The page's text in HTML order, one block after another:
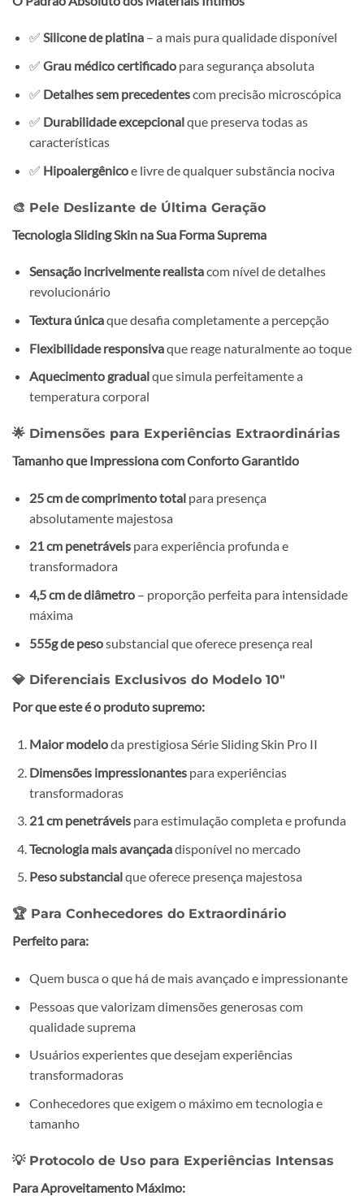
✅ Silicone de platina– a mais pura qualidade disponível
✅ Grau médico certificadopara segurança absoluta
✅ Detalhes sem precedentescom precisão microscópica
✅ Durabilidade excepcionalque preserva todas as
características
✅ Hipoalergênicoe livre de qualquer substância nociva
🎨 Pele Deslizante de Última Geração
Tecnologia Sliding Skin na Sua Forma Suprema
Sensação incrivelmente realistacom nível de detalhes
revolucionário
Textura únicaque desafia completamente a percepção
Flexibilidade responsivaque reage naturalmente ao toque
Aquecimento gradualque simula perfeitamente a
temperatura corporal
🌟 Dimensões para Experiências Extraordinárias
Tamanho que Impressiona com Conforto Garantido
25 cm de comprimento totalpara presença
absolutamente majestosa
21 cm penetráveispara experiência profunda e
transformadora
4,5 cm de diâmetro– proporção perfeita para intensidade
máxima
555g de pesosubstancial que oferece presença real
💎 Diferenciais Exclusivos do Modelo 10″
Por que este é o produto supremo:
Maior modeloda prestigiosa Série Sliding Skin Pro II
Dimensões impressionantespara experiências
transformadoras
21 cm penetráveispara estimulação completa e profunda
Tecnologia mais avançadadisponível no mercado
Peso substancialque oferece presença majestosa
🏆 Para Conhecedores do Extraordinário
Perfeito para:
Quem busca o que há de mais avançado e impressionante
Pessoas que valorizam dimensões generosas com
qualidade suprema
Usuários experientes que desejam experiências
transformadoras
Conhecedores que exigem o máximo em tecnologia e
tamanho
💡 Protocolo de Uso para Experiências Intensas
Para Aproveitamento Máximo: